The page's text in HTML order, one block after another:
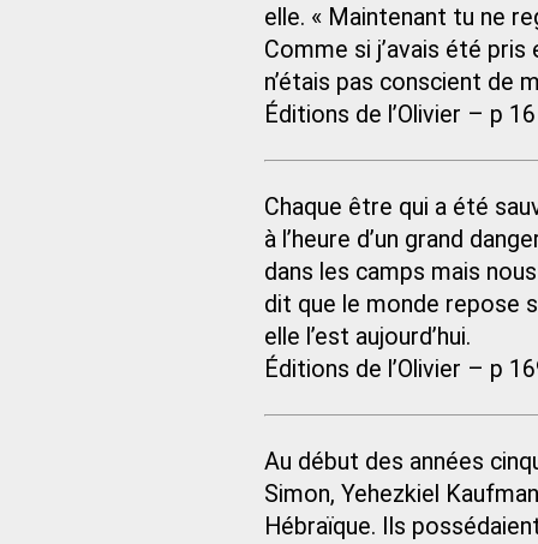
elle. « Maintenant tu ne
Comme si j’avais été pris
n’étais pas conscient de
Éditions de l’Olivier – p
Chaque être qui a été
à l’heure d’un grand
dans les camps mais
dit que le monde repose
elle l’est aujourd’hui.
Éditions de l’Olivier – p
Au début des années
Simon, Yehezkiel
Hébraïque. Ils